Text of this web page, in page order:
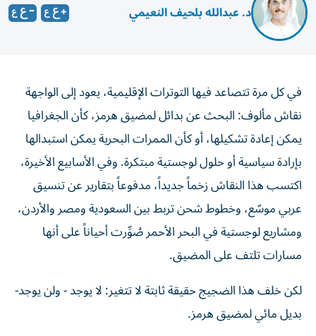
د. عبدالله بلحيف النعيمي
في كل مرة تتصاعد فيها التوترات الإقليمية، يعود إلى الواجهة
نقاش مألوف: البحث عن بدائل لمضيق هرمز، كأن الجغرافيا
يمكن إعادة تشكيلها، أو كأن الممرات البحرية يمكن استبدالها
بإرادة سياسية أو حلول لوجستية مبتكرة. وفي الأسابيع الأخيرة،
اكتسب هذا النقاش زخماً جديداً، مدفوعاً بتقارير عن تنسيق
عربي موسّع، وخطوط شحن تربط بين السعودية ومصر والأردن،
ومشاريع لوجستية في البحر الأحمر صُوِّرت أحياناً على أنها
مسارات تلتف على المضيق.
لكن خلف هذا الضجيج حقيقة ثابتة لا تتغير: لا يوجد - ولن يوجد-
بديل مائي لمضيق هرمز.